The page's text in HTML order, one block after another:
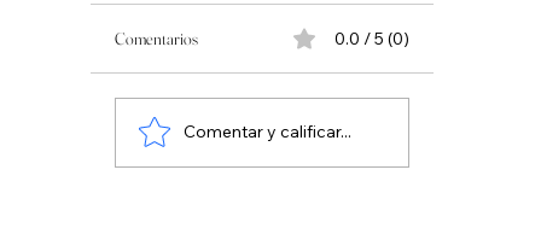
Comentarios 0.0 / 5 (0)
Comentar y calificar...